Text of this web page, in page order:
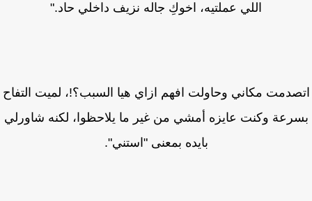
اللي عملتيه، اخوكِ جاله نزيف داخلي حاد."
مكاني وحاولت افهم ازاي هيا السبب؟!، لميت التفاح
وكنت عايزه أمشي من غير ما يلاحظوا، لكنه شاورلي
بايده بمعنى "استني".